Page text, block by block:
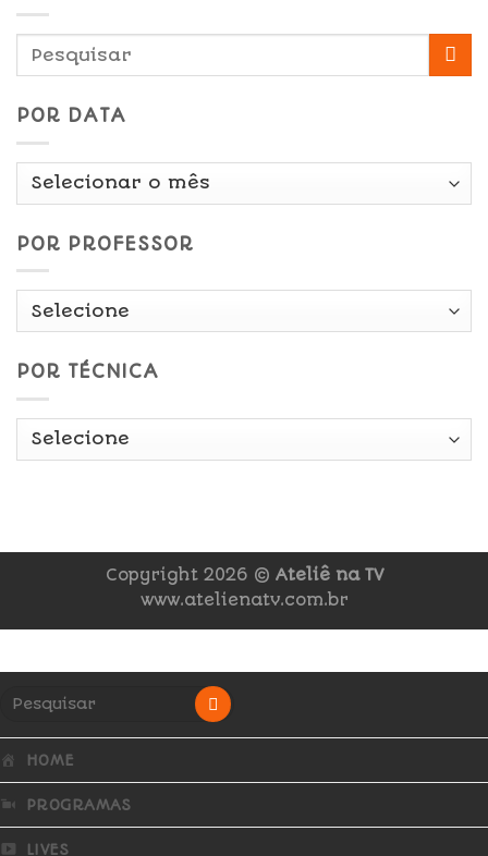
POR DATA
Por
POR PROFESSOR
POR TÉCNICA
Copyright 2026 © Ateliê na TV
www.atelienatv.com.br
HOME
PROGRAMAS
LIVES